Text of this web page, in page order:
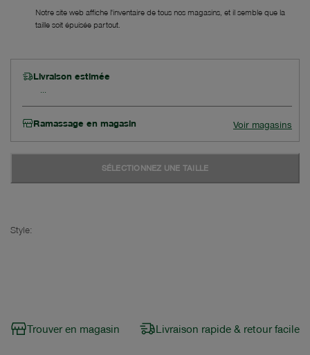
Notre site web affiche l'inventaire de tous nos magasins, et il semble que la
taille soit épuisée partout.
Livraison estimée
Ramassage en magasin Voir magasins
SÉLECTIONNEZ UNE TAILLE
Style:
Trouver en magasin Livraison rapide & retour facile